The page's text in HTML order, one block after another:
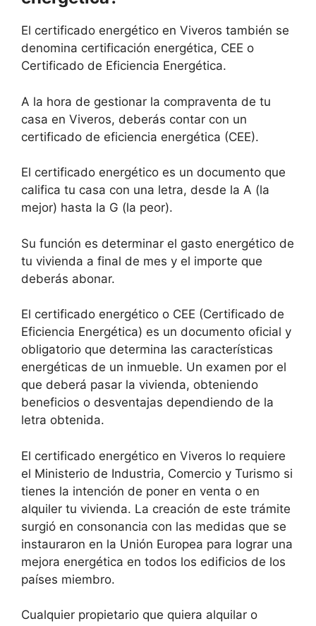
El certificado energético en Viveros también se
denomina certificación energética, CEE o
Certificado de Eficiencia Energética.
A la hora de gestionar la compraventa de tu
casa en Viveros, deberás contar con un
certificado de eficiencia energética (CEE).
El certificado energético es un documento que
califica tu casa con una letra, desde la A (la
mejor) hasta la G (la peor).
Su función es determinar el gasto energético de
tu vivienda a final de mes y el importe que
deberás abonar.
El certificado energético o CEE (Certificado de
Eficiencia Energética) es un documento oficial y
obligatorio que determina las características
energéticas de un inmueble. Un examen por el
que deberá pasar la vivienda, obteniendo
beneficios o desventajas dependiendo de la
letra obtenida.
El certificado energético en Viveros lo requiere
el Ministerio de Industria, Comercio y Turismo si
tienes la intención de poner en venta o en
alquiler tu vivienda. La creación de este trámite
surgió en consonancia con las medidas que se
instauraron en la Unión Europea para lograr una
mejora energética en todos los edificios de los
países miembro.
Cualquier propietario que quiera alquilar o